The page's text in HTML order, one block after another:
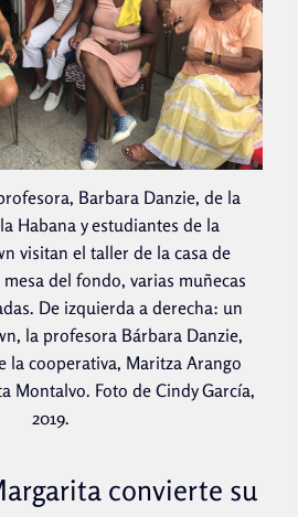
Barbara Danzie, de la
Habana y estudiantes de la
visitan el taller de la casa de
del fondo, varias muñecas
De izquierda a derecha: un
la profesora Bárbara Danzie,
la cooperativa, Maritza Arango
Montalvo. Foto de Cindy García,
2019.
convierte su